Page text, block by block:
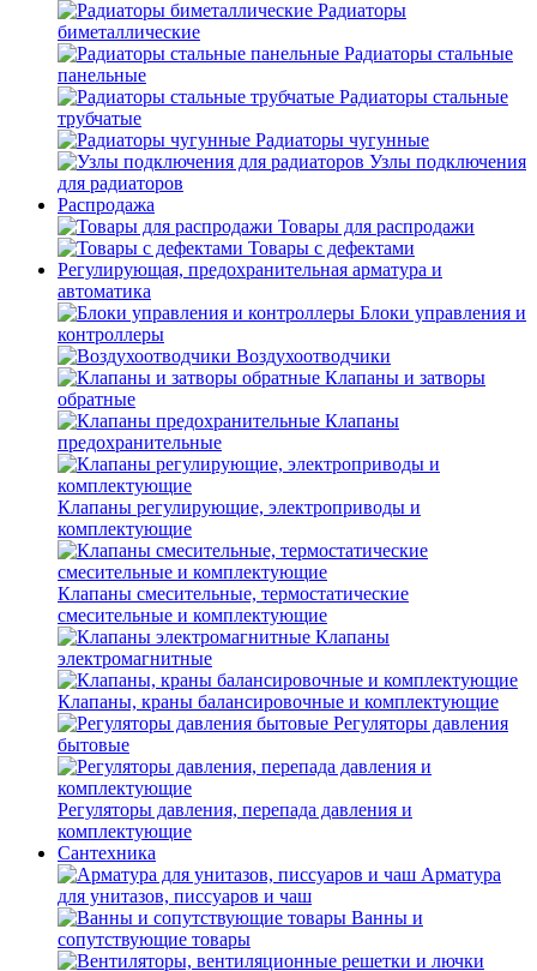
Радиаторы
биметаллические
Радиаторы стальные
панельные
Радиаторы стальные
трубчатые
Радиаторы чугунные
Узлы подключения
для радиаторов
Распродажа
Товары для распродажи
Товары с дефектами
Регулирующая, предохранительная арматура и
автоматика
Блоки управления и
контроллеры
Воздухоотводчики
Клапаны и затворы
обратные
Клапаны
предохранительные
Клапаны регулирующие, электроприводы и
комплектующие
Клапаны смесительные, термостатические
смесительные и комплектующие
Клапаны
электромагнитные
Клапаны, краны балансировочные и комплектующие
Регуляторы давления
бытовые
Регуляторы давления, перепада давления и
комплектующие
Сантехника
Арматура
для унитазов, писсуаров и чаш
Ванны и
сопутствующие товары